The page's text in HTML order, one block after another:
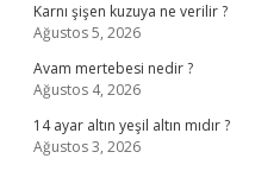
Karnı şişen kuzuya ne verilir ?
Ağustos 5, 2026
Avam mertebesi nedir ?
Ağustos 4, 2026
14 ayar altın yeşil altın mıdır ?
Ağustos 3, 2026